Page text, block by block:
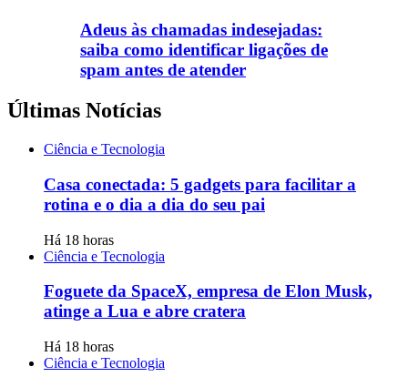
Adeus às chamadas indesejadas:
saiba como identificar ligações de
spam antes de atender
Últimas Notícias
Ciência e Tecnologia
Casa conectada: 5 gadgets para facilitar a
rotina e o dia a dia do seu pai
Há 18 horas
Ciência e Tecnologia
Foguete da SpaceX, empresa de Elon Musk,
atinge a Lua e abre cratera
Há 18 horas
Ciência e Tecnologia